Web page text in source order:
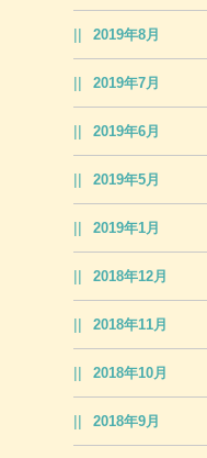
2019年8月
2019年7月
2019年6月
2019年5月
2019年1月
2018年12月
2018年11月
2018年10月
2018年9月